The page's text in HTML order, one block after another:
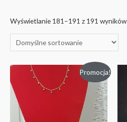
Wyświetlanie 181–191 z 191 wyników
Promocja!